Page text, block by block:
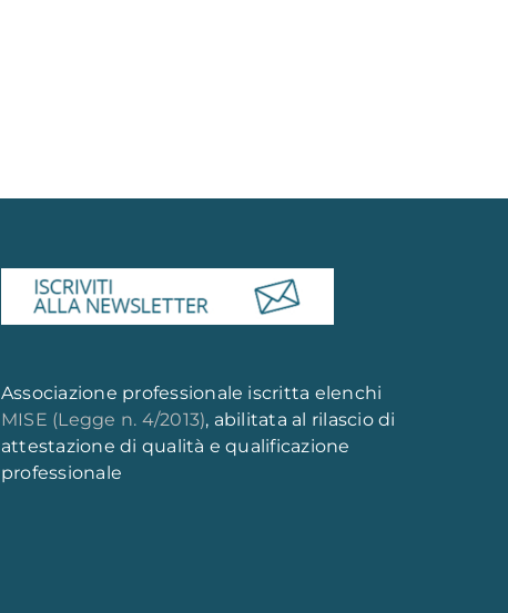
Associazione professionale iscritta elenchi
MISE (Legge n. 4/2013), abilitata al rilascio di
attestazione di qualità e qualificazione
professionale